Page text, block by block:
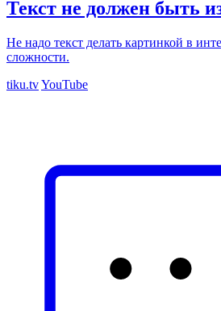
Текст не должен быть
Не надо текст делать картинкой в
сложности.
tiku.tvYouTube